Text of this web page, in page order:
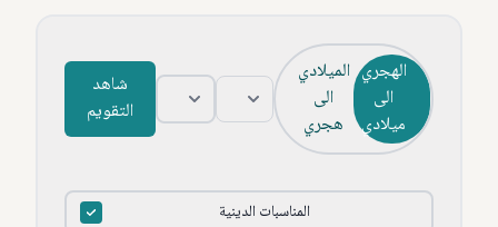
شاهد
التقويم
الميلادي
الى
هجري
الهجري
الى
ميلادي
المناسبات الدينية